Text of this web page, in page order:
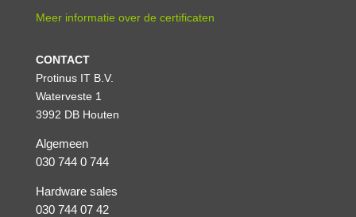
Meer informatie over de certificaten
CONTACT
Protinus IT B.V.
Waterveste 1
3992 DB Houten
Algemeen
030 744 0 744
Hardware sales
030 744 07 42